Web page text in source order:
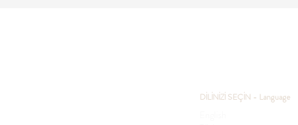
DİLİNİZİ SEÇİN - Language